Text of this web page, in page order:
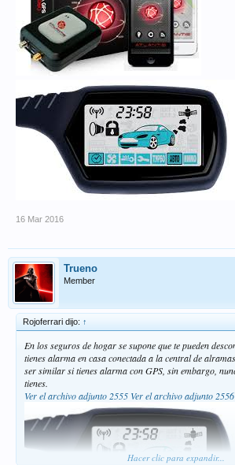
16 Mar 2016
Trueno
Member
Rojoferrari dijo: ↑
En los seguros de hogar se supone que te pueden
tienes alarma en casa conectada a la central de
ser similar si tienes alarma con GPS, sin embargo,
tienes.
Ver el archivo adjunto 2555 Ver el archivo adjunto 2556
Hacer clic para expandir...